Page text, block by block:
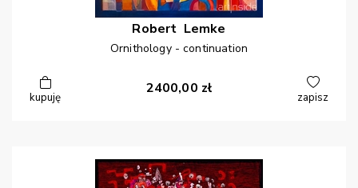
Robert Lemke
Ornithology - continuation
kupuję
2400,00 zł
zapisz